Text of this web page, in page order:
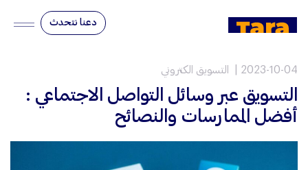
دعنا نتحدث
2023-10-04 التسويق الكتروني
التسويق عبر وسائل التواصل الاجتماعي :
أفضل الممارسات والنصائح